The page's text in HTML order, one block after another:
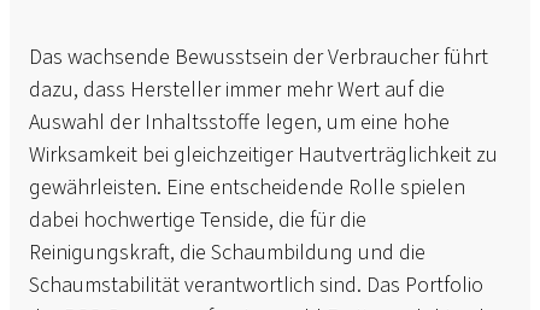
Das wachsende Bewusstsein der Verbraucher führt
dazu, dass Hersteller immer mehr Wert auf die
Auswahl der Inhaltsstoffe legen, um eine hohe
Wirksamkeit bei gleichzeitiger Hautverträglichkeit zu
gewährleisten. Eine entscheidende Rolle spielen
dabei hochwertige Tenside, die für die
Reinigungskraft, die Schaumbildung und die
Schaumstabilität verantwortlich sind. Das Portfolio